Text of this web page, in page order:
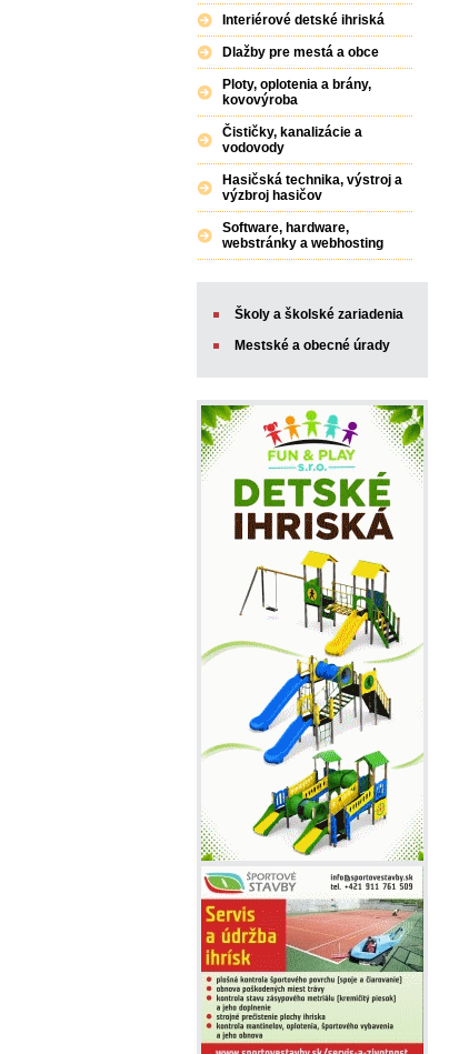
Interiérové detské ihriská
Dlažby pre mestá a obce
Ploty, oplotenia a brány,
kovovýroba
Čističky, kanalizácie a
vodovody
Hasičská technika, výstroj a
výzbroj hasičov
Software, hardware,
webstránky a webhosting
Školy a školské zariadenia
Mestské a obecné úrady